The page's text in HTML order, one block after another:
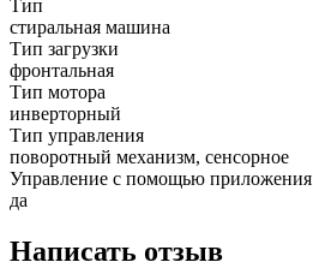
Тип
стиральная машина
Тип загрузки
фронтальная
Тип мотора
инверторный
Тип управления
поворотный механизм, сенсорное
Управление с помощью приложения
да
Написать отзыв